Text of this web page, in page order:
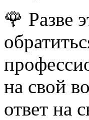
🌹 Разве
на свой
ответ на